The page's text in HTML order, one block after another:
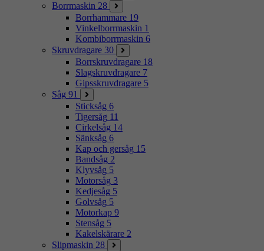
Borrmaskin 28
Borrhammare 19
Vinkelborrmaskin 1
Kombiborrmaskin 6
Skruvdragare 30
Borrskruvdragare 18
Slagskruvdragare 7
Gipsskruvdragare 5
Såg 91
Sticksåg 6
Tigersåg 11
Cirkelsåg 14
Sänksåg 6
Kap och gersåg 15
Bandsåg 2
Klyvsåg 5
Motorsåg 3
Kedjesåg 5
Golvsåg 5
Motorkap 9
Stensåg 5
Kakelskärare 2
Slipmaskin 28